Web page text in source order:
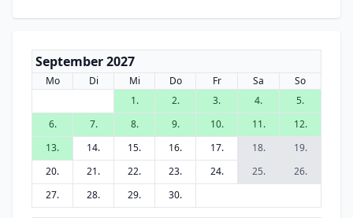
September 2027
Mo Di Mi Do Fr Sa
So
1.
2. 3. 4.
5.
6.
7. 8. 9. 10. 11.
12.
13.
14. 15. 16. 17. 18.
19.
20.
21. 22. 23. 24. 25.
26.
27.
28. 29. 30.